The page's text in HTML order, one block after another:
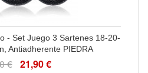
- Set Juego 3 Sartenes 18-20-
Antiadherente PIEDRA
€ 21,90 €